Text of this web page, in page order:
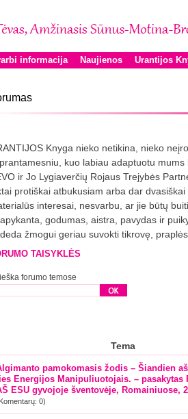
informacija Naujienos Urantijos
Knyga nieko netikina, nieko
kuo labiau adaptuotu
ir Jo Lygiaverčių Rojaus Trejybės
protiškai atbukusiam arba dar
interesai, nesvarbu, ar jie būtų
godumas, aistra, pavydas ir
žmogui geriau suvokti tikrovę,
TAISYKLĖS
forumo temose
Tema
pamokomasis žodis – Šiandien
Energijos Manipuliuotojais. – pasakytas
ESU gyvojoje šventovėje, Romainiuose,
0)